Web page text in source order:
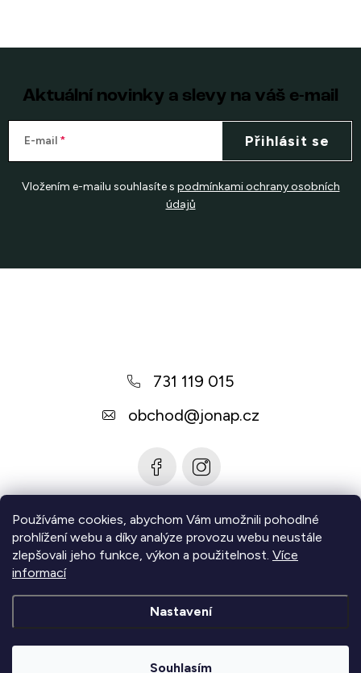
Používáme cookies, abychom Vám umožnili pohodlné
prohlížení webu a díky analýze provozu webu neustále
zlepšovali jeho funkce, výkon a použitelnost. Více
informací
Nastavení
Souhlasím
Aktuální novinky a slevy na váš e-mail
E-mail
Vložením e-mailu souhlasíte s podmínkami ochrany osobních
údajů
Přihlásit se
731 119 015
obchod@jonap.cz
Informace pro vás
Zjistěte více
vyhrazena.Upravit nastavení cookies